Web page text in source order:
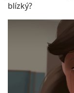
blízký?